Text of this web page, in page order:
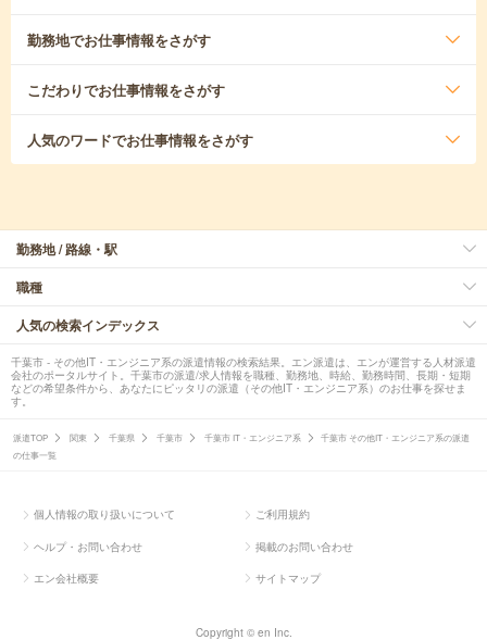
勤務地でお仕事情報をさがす
こだわりでお仕事情報をさがす
人気のワードでお仕事情報をさがす
勤務地 / 路線・駅
職種
人気の検索インデックス
千葉市 - その他IT・エンジニア系の派遣情報の検索結果。エン派遣は、エンが運営する人材派遣
会社のポータルサイト。千葉市の派遣/求人情報を職種、勤務地、時給、勤務時間、長期・短期
などの希望条件から、あなたにピッタリの派遣（その他IT・エンジニア系）のお仕事を探せま
す。
派遣TOP 関東 千葉県 千葉市 千葉市 IT・エンジニア系
千葉市 その他IT・エンジニア系の派遣
の仕事一覧
個人情報の取り扱いについて ご利用規約
ヘルプ・お問い合わせ 掲載のお問い合わせ
エン会社概要 サイトマップ
Copyright © en Inc.